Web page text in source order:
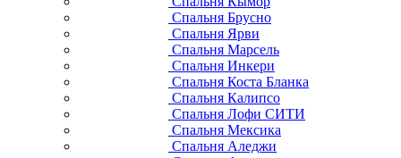
Спальня Брусно
Спальня Ярви
Спальня Марсель
Спальня Инкери
Спальня Коста Бланка
Спальня Калипсо
Спальня Лофи СИТИ
Спальня Мексика
Спальня Аледжи